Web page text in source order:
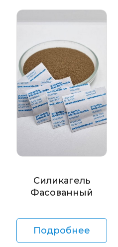
Силикагель
Фасованный
Подробнее